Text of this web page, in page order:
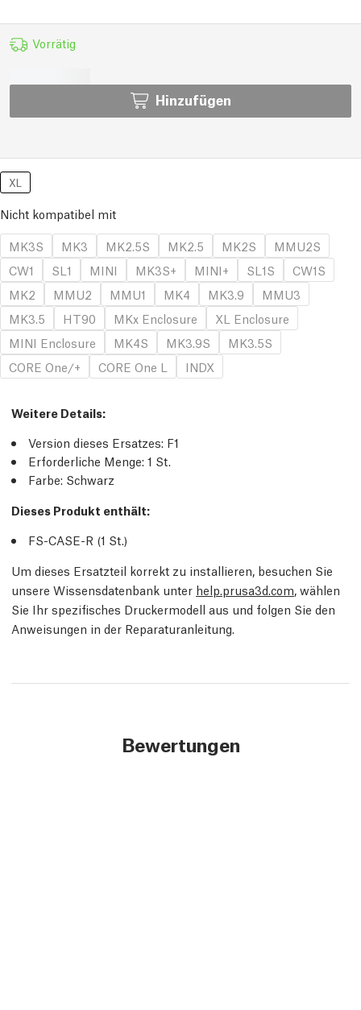
Vorrätig
Hinzufügen
XL
Nicht kompatibel mit
MK3S
MK3 MK2.5S MK2.5 MK2S
MMU2S
CW1
SL1 MINI MK3S+ MINI+ SL1S
CW1S
MK2
MMU2 MMU1 MK4 MK3.9
MMU3
MK3.5
HT90 MKx Enclosure
XL Enclosure
MINI Enclosure
MK4S MK3.9S
MK3.5S
CORE One/+
CORE One L INDX
Weitere Details:
Version dieses Ersatzes: F1
Erforderliche Menge: 1 St.
Farbe: Schwarz
Dieses Produkt enthält:
FS-CASE-R (1 St.)
Um dieses Ersatzteil korrekt zu installieren, besuchen Sie
unsere Wissensdatenbank unter help.prusa3d.com, wählen
Sie Ihr spezifisches Druckermodell aus und folgen Sie den
Anweisungen in der Reparaturanleitung.
Bewertungen